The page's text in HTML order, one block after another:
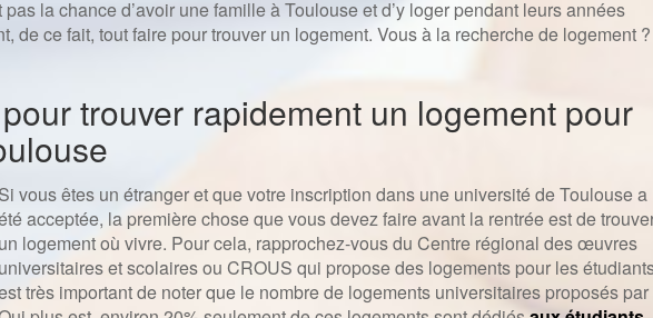
pas la chance d’avoir une famille à Toulouse et d’y loger pendant leurs années
de ce fait, tout faire pour trouver un logement. Vous à la recherche de logement ?
trouver rapidement un logement pour
Si vous êtes un étranger et que votre inscription dans une université de Toulouse a
acceptée, la première chose que vous devez faire avant la rentrée est de
un logement où vivre. Pour cela, rapprochez-vous du Centre régional des œuvres
universitaires et scolaires ou CROUS qui propose des logements pour les
très important de noter que le nombre de logements universitaires proposés